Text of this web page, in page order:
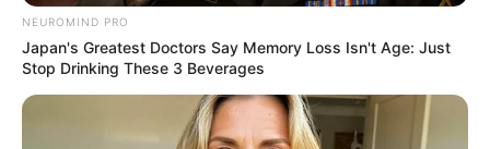
Κοινοποίησε άρθρο
NEUROMIND PRO
Japan's Greatest Doctors Say Memory Loss Isn't Age: Just
Stop Drinking These 3 Beverages